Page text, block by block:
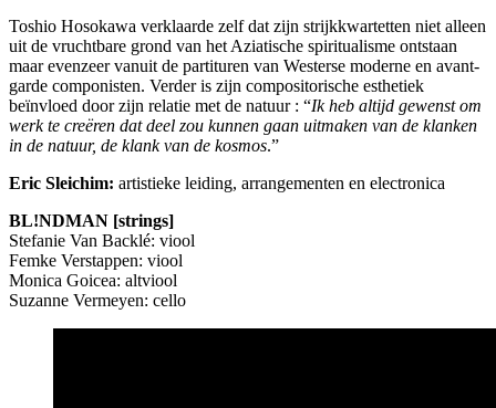
Toshio Hosokawa verklaarde zelf dat zijn strijkkwartetten niet alleen
uit de vruchtbare grond van het Aziatische spiritualisme ontstaan
maar evenzeer vanuit de partituren van Westerse moderne en avant-
garde componisten. Verder is zijn compositorische esthetiek
beïnvloed door zijn relatie met de natuur : “Ik heb altijd gewenst om
werk te creëren dat deel zou kunnen gaan uitmaken van de klanken
in de natuur, de klank van de kosmos.”
Eric Sleichim: artistieke leiding, arrangementen en electronica
BL!NDMAN [strings]
Stefanie Van Backlé: viool
Femke Verstappen: viool
Monica Goicea: altviool
Suzanne Vermeyen: cello